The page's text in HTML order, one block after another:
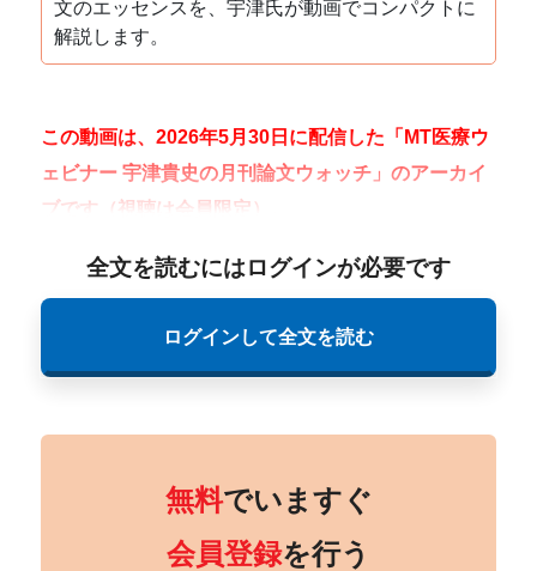
文のエッセンスを、宇津氏が動画でコンパクトに
解説します。
この動画は、2026年5月30日に配信した「MT医療ウ
ェビナー 宇津貴史の月刊論文ウォッチ」のアーカイ
ブです（視聴は会員限定）。
全文を読むにはログインが必要です
ログインして全文を読む
無料でいますぐ
会員登録を行う